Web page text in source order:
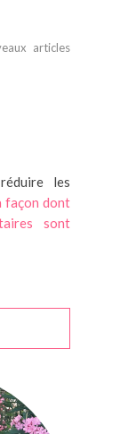
articles
les
façon dont
sont